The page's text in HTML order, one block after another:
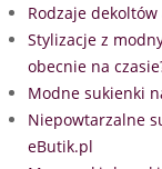
Rodzaje
Stylizacje z
obecnie na
Modne sukienki
Niepowtarzalne
eButik.pl